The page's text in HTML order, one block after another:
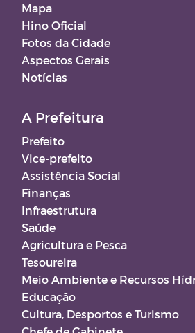
Mapa
Hino Oficial
Fotos da Cidade
Aspectos Gerais
Notícias
A Prefeitura
Prefeito
Vice-prefeito
Assistência Social
Finanças
Infraestrutura
Saúde
Agricultura e Pesca
Tesoureira
Meio Ambiente e Recursos
Educação
Cultura, Desportos e Turismo